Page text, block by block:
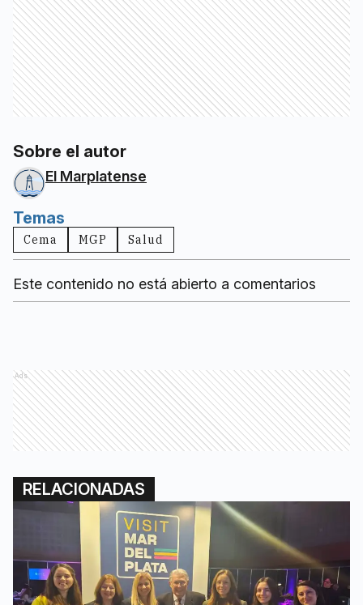
Sobre el autor
El Marplatense
Temas
Cema MGP Salud
Este contenido no está abierto a comentarios
Ads
RELACIONADAS